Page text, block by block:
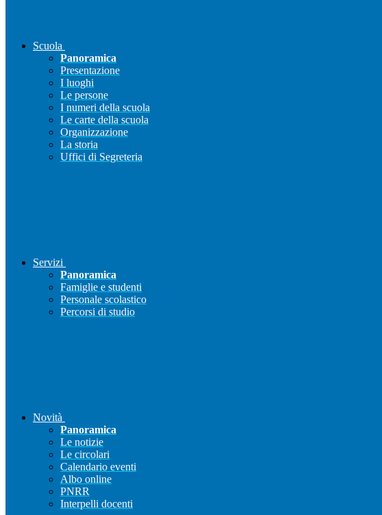
Scuola
Panoramica
Presentazione
I luoghi
Le persone
I numeri della scuola
Le carte della scuola
Organizzazione
La storia
Uffici di Segreteria
Servizi
Panoramica
Famiglie e studenti
Personale scolastico
Percorsi di studio
Novità
Panoramica
Le notizie
Le circolari
Calendario eventi
Albo online
PNRR
Interpelli docenti